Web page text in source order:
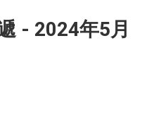
- 2024年5月